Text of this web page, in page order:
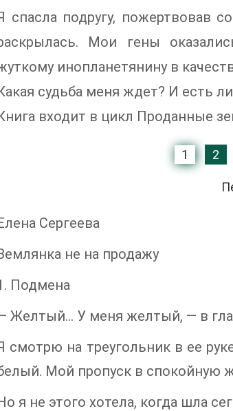
спасла подругу, пожертвовав
Мои гены
инопланетянину в
судьба меня ждет? И есть
входит в цикл Проданные
1 2
Сергеева
не на продажу
Подмена
Желтый… У меня желтый, — в
смотрю на треугольник в ее
Мой пропуск в спокойную
я не этого хотела, когда шла